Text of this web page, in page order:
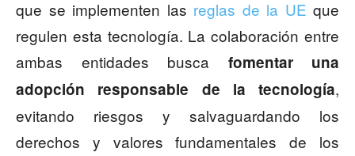
que se implementen las reglas de la UE que
regulen esta tecnología. La colaboración entre
ambas entidades busca fomentar una
adopción responsable de la tecnología,
evitando riesgos y salvaguardando los
derechos y valores fundamentales de los